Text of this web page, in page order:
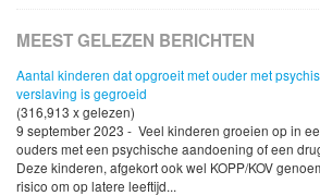
MEEST GELEZEN BERICHTEN
Aantal kinderen dat opgroeit met ouder met
verslaving is gegroeid
(316,913 x gelezen)
9 september 2023 - Veel kinderen groeien op in
ouders met een psychische aandoening of een
Deze kinderen, afgekort ook wel KOPP/KOV
risico om op latere leeftijd...